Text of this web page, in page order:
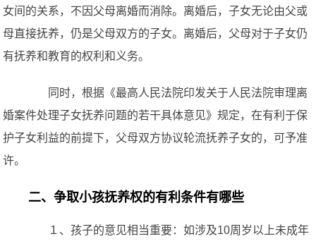
女间的关系，不因父母离婚而消除。离婚后，子女无论由父或
母直接抚养，仍是父母双方的子女。离婚后，父母对于子女仍
有抚养和教育的权利和义务。
同时，根据《最高人民法院印发关于人民法院审理离
婚案件处理子女抚养问题的若干具体意见》规定，在有利于保
护子女利益的前提下，父母双方协议轮流抚养子女的，可予准
许。
二、争取小孩抚养权的有利条件有哪些
１、孩子的意见相当重要：如涉及10周岁以上未成年